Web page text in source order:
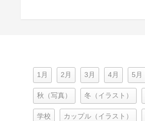
1月 2月 3月 4月 5月
秋（写真） 冬（イラスト）
学校 カップル（イラスト）